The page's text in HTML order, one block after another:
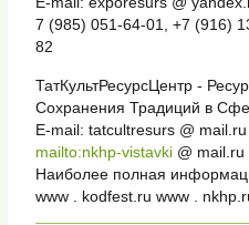
7 (985) 051-64-01, +7 (916)
82
ТатКультРесурсЦентр -
Сохранения Традиций в
E-mail: tatcultresurs @
mailto:nkhp-vistavki @ mail.ru
Наиболее полная
www . kodfest.ru www .